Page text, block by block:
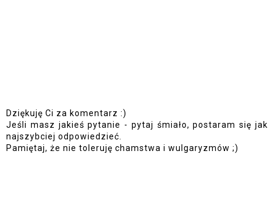
Dziękuję Ci za komentarz :)
Jeśli masz jakieś pytanie - pytaj śmiało, postaram się jak
najszybciej odpowiedzieć.
Pamiętaj, że nie toleruję chamstwa i wulgaryzmów ;)